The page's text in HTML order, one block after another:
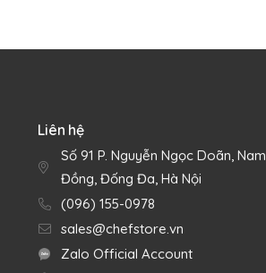
Liên hệ
Số 91 P. Nguyễn Ngọc Doãn, Nam
Đồng, Đống Đa, Hà Nội
(096) 155-0978
sales@chefstore.vn
Zalo Official Account